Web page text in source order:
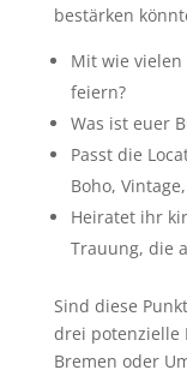
bestärken
Mit wie
feiern?
Was ist euer
Passt die
Boho,
Heiratet ihr
Trauung, die
Sind diese
drei potenzielle
Bremen oder